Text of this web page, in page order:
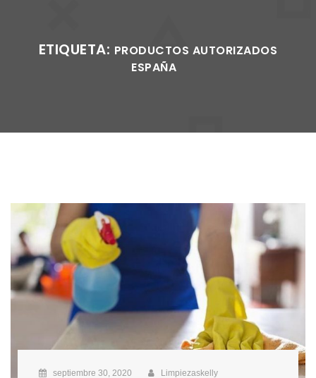
ETIQUETA: PRODUCTOS AUTORIZADOS
ESPAÑA
septiembre 30, 2020 Limpiezaskelly